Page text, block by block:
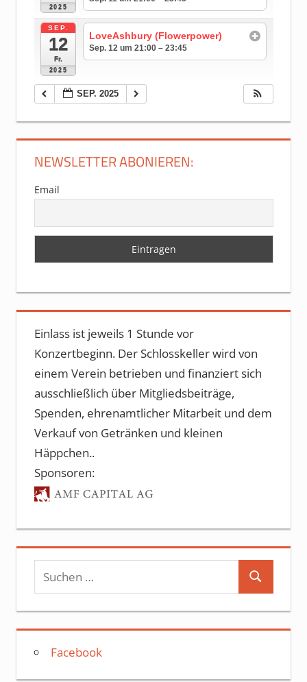
2025
SEP.
12
Fr.
2025
LoveAshbury (Flowerpower)
Sep. 12 um 21:00 – 23:45
SEP. 2025
NEWSLETTER ABONIEREN:
Email
Einlass ist jeweils 1 Stunde vor
Konzertbeginn. Der Schlosskeller wird von
einem Verein betrieben und finanziert sich
ausschließlich über Mitgliedsbeiträge,
Spenden, ehrenamtlicher Mitarbeit und dem
Verkauf von Getränken und kleinen
Häppchen..
Sponsoren:
Suchen
nach:
Suchen
Facebook